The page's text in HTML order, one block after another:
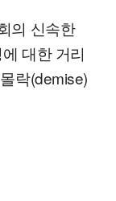
의 신속한
대한 거리
락(demise)